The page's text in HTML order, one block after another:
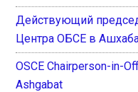
Действующий
Центра ОБСЕ в
OSCE Chairperson-in-
Ashgabat